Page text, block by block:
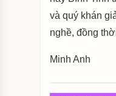
và quý khán
nghề, đồng
Minh Anh